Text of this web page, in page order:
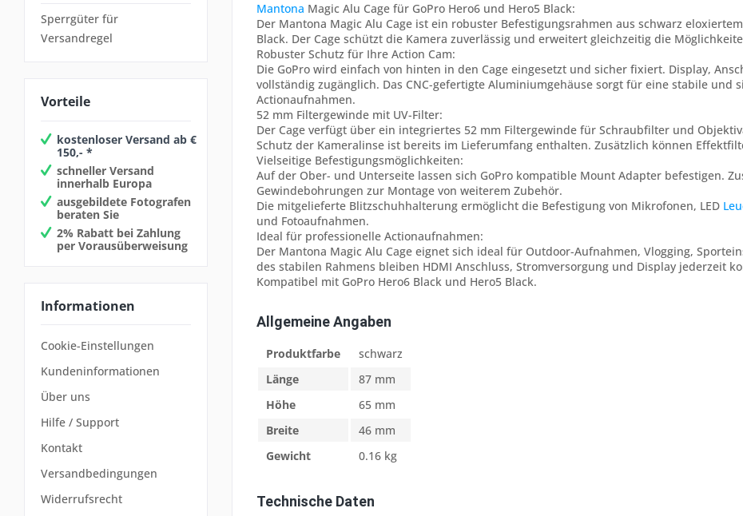
Sperrgüter für
Versandregel
Vorteile
kostenloser Versand ab €
150,- *
schneller Versand
innerhalb Europa
ausgebildete Fotografen
beraten Sie
2% Rabatt bei Zahlung
per Vorausüberweisung
Informationen
Cookie-Einstellungen
Kundeninformationen
Über uns
Hilfe / Support
Kontakt
Versandbedingungen
Widerrufsrecht
Mantona Magic Alu Cage für GoPro Hero6 und Hero5 Black:
Der Mantona Magic Alu Cage ist ein robuster Befestigungsrahmen aus schwarz
Black. Der Cage schützt die Kamera zuverlässig und erweitert gleichzeitig die
Robuster Schutz für Ihre Action Cam:
Die GoPro wird einfach von hinten in den Cage eingesetzt und sicher fixiert. Display,
vollständig zugänglich. Das CNC-gefertigte Aluminiumgehäuse sorgt für eine stabile und
Actionaufnahmen.
52 mm Filtergewinde mit UV-Filter:
Der Cage verfügt über ein integriertes 52 mm Filtergewinde für Schraubfilter und
Schutz der Kameralinse ist bereits im Lieferumfang enthalten. Zusätzlich können
Vielseitige Befestigungsmöglichkeiten:
Auf der Ober- und Unterseite lassen sich GoPro kompatible Mount Adapter befestigen.
Gewindebohrungen zur Montage von weiterem Zubehör.
Die mitgelieferte Blitzschuhhalterung ermöglicht die Befestigung von Mikrofonen, LED
und Fotoaufnahmen.
Ideal für professionelle Actionaufnahmen:
Der Mantona Magic Alu Cage eignet sich ideal für Outdoor-Aufnahmen, Vlogging,
des stabilen Rahmens bleiben HDMI Anschluss, Stromversorgung und Display jederzeit
Kompatibel mit GoPro Hero6 Black und Hero5 Black.
Allgemeine Angaben
Produktfarbe
schwarz
Länge
87 mm
Höhe
65 mm
Breite
46 mm
Gewicht
0.16 kg
Technische Daten